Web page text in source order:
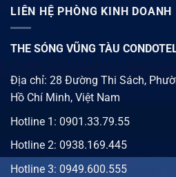
LIÊN HỆ PHÒNG KINH DOANH
THE SÓNG VŨNG TÀU
Địa chỉ: 28 Đường Thi Sách,
Hồ Chí Minh, Việt Nam
Hotline 1: 0901.33.79.55
Hotline 2: 0938.169.445
Hotline 3: 0949.600.555